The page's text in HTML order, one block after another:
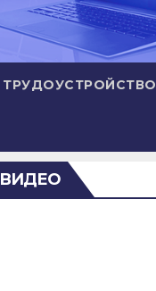
ТРУДОУСТРОЙСТВО
ВИДЕО